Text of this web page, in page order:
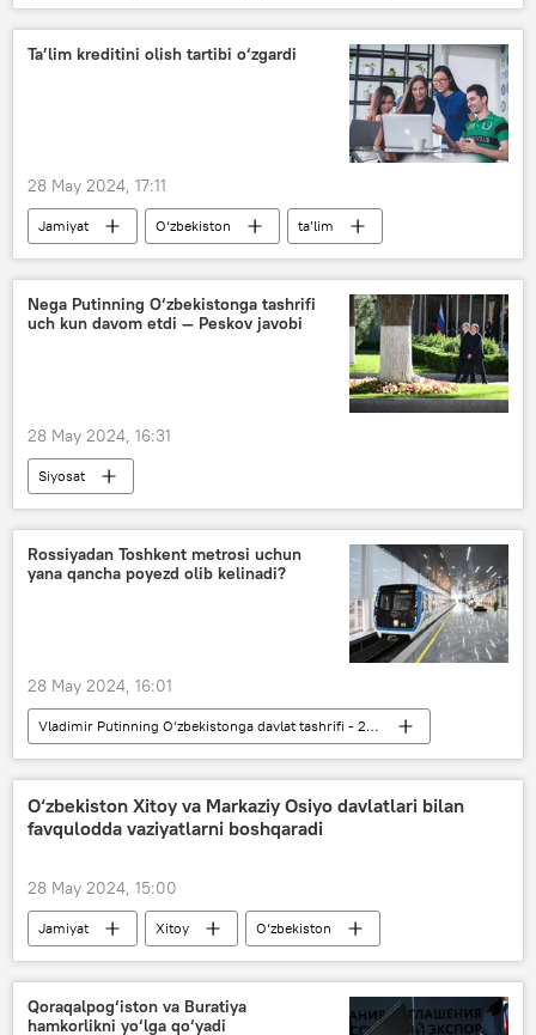
Ukraina
Vladimir Putin
Shavkat Mirziyoyev
Vladimir Putinning O‘zbekistonga davlat tashrifi - 2024-yil
Ta’lim kreditini olish tartibi o‘zgardi
28 May 2024, 17:11
Jamiyat O‘zbekiston
ta’lim
kredit
talabalar
Nega Putinning O‘zbekistonga tashrifi
uch kun davom etdi — Peskov javobi
28 May 2024, 16:31
Siyosat
Vladimir Putinning O‘zbekistonga davlat tashrifi - 2024-yil
Rossiya
O‘zbekiston - Rossiya
Vladimir Putin
Shavkat Mirziyoyev
Rossiyadan Toshkent metrosi uchun
yana qancha poyezd olib kelinadi?
28 May 2024, 16:01
Vladimir Putinning O‘zbekistonga davlat tashrifi - 2024-yil
Iqtisod
Rossiya
O‘zbekiston - Rossiya
Toshkent
metro
O‘zbekiston Xitoy va Markaziy Osiyo davlatlari bilan
favqulodda vaziyatlarni boshqaradi
28 May 2024, 15:00
Jamiyat Xitoy
O‘zbekiston
Markaziy Osiyo
favqulodda holat
Qoraqalpog‘iston va Buratiya
hamkorlikni yo‘lga qo‘yadi